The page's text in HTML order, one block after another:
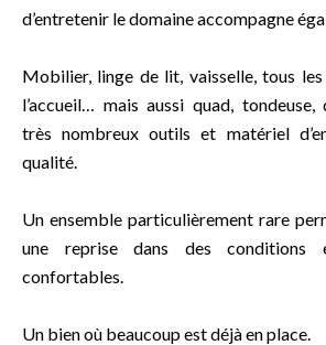
d’entretenir le domaine accompagne
Mobilier, linge de lit, vaisselle, tous
l’accueil… mais aussi quad, tondeuse,
très nombreux outils et matériel
qualité.
Un ensemble particulièrement rare
une reprise dans des conditions
confortables.
Un bien où beaucoup est déjà en place.